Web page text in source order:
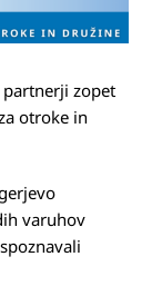
zopet
otroke in
varuhov